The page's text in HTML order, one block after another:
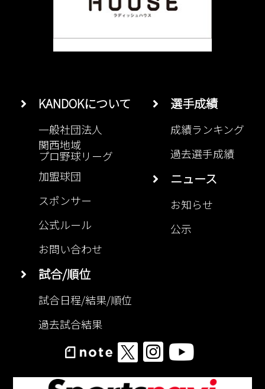
KANDOKについて
一般社団法人
関西地域
プロ野球リーグ
加盟球団
スポンサー
公式ルール
お問い合わせ
試合/順位
試合日程/結果/順位
過去試合結果
選手成績
成績ランキング
過去選手成績
ニュース
お知らせ
公示